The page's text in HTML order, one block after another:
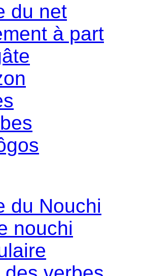
du net
à part
du Nouchi
nouchi